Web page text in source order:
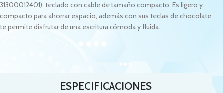
31300012401), teclado con cable de tamaño compacto. Es ligero y
compacto para ahorrar espacio, además con sus teclas de chocolate
te permite disfrutar de una escritura cómoda y fluida.
ESPECIFICACIONES